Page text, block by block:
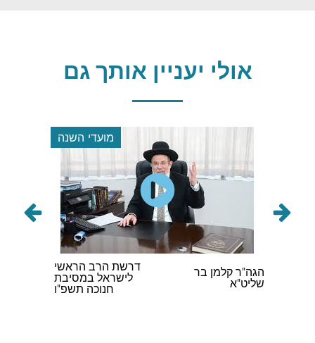
אולי יעניין אותך גם
מועדי השנה
הגה"ר קלמן בר
שליט"א
דרשת הרב הראשי
לישראל במסיבת
חנוכה תשפ"ו